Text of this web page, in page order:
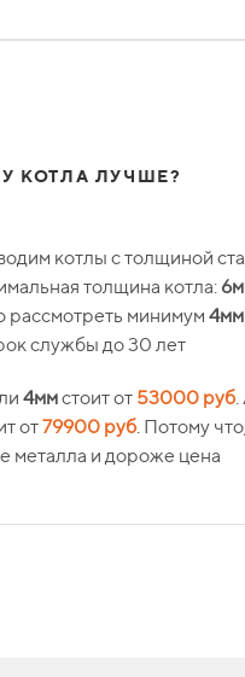
КОТЛА ЛУЧШЕ?
котлы с толщиной
толщина котла:
рассмотреть минимум 4мм
службы до 30 лет
4ммстоит от 53000 руб.
от79900 руб. Потому
металла и дороже цена